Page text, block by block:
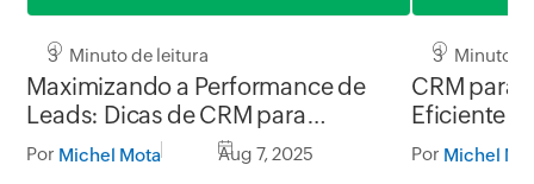
3 Minuto de leitura
Maximizando a Performance de
Leads: Dicas de CRM para
Freelancers
Por Michel Mota Aug 7, 2025
3 Minuto
CRM para
Eficiente
Por Michel